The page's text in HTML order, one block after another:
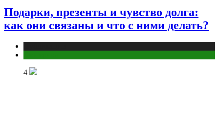
Подарки, презенты и чувство долга:
как они связаны и что с ними делать?
4